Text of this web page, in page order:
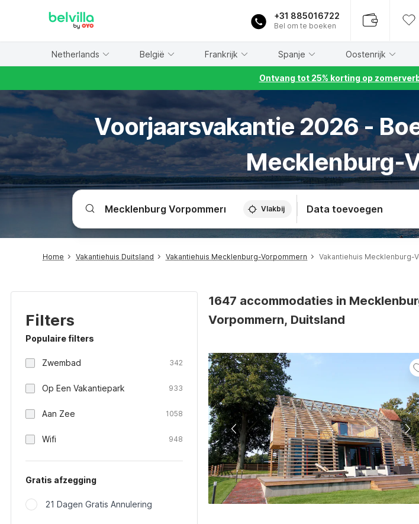
+31 885016722
Bel om te boeken
Netherlands België Frankrijk Spanje Oostenrijk
Ontvang tot 25% korting op
Voorjaarsvakantie 2026 -
Mecklenburg-
Vlakbij Data toevoegen
Home Vakantiehuis Duitsland Vakantiehuis Mecklenburg-Vorpommern Vakantiehuis Mecklenburg-
Filters
Populaire filters
Zwembad 342
Op Een Vakantiepark 933
Aan Zee 1058
Wifi 948
Gratis afzegging
21 Dagen Gratis Annulering
1647 accommodaties in
Vorpommern, Duitsland